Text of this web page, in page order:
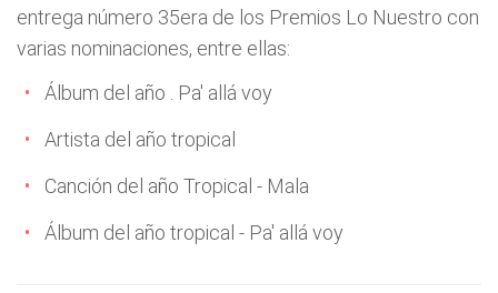
entrega número 35era de los Premios Lo Nuestro con
varias nominaciones, entre ellas:
Álbum del año . Pa' allá voy
Artista del año tropical
Canción del año Tropical - Mala
Álbum del año tropical - Pa' allá voy